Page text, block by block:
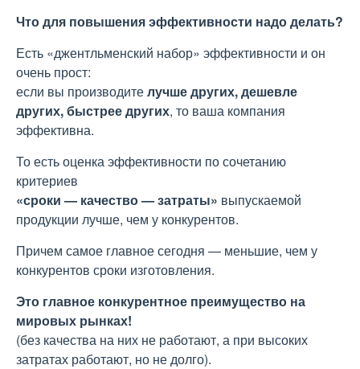
Что для повышения эффективности надо делать?
Есть «джентльменский набор» эффективности и он
очень прост:
если вы производителучше других, дешевле
других, быстрее других, то ваша компания
эффективна.
То есть оценкаэффективности по сочетанию
критериев
«сроки — качество — затраты» выпускаемой
продукции лучше, чем у конкурентов.
Причем самое главное сегодня — меньшие, чем у
конкурентов сроки изготовления.
Это главное конкурентное преимущество на
мировых рынках!
(без качества на них не работают, а при высоких
затратах работают, но не долго).